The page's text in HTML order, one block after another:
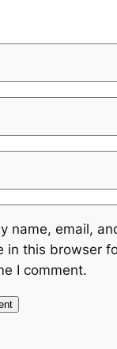
name, email,
in this browser
I comment.